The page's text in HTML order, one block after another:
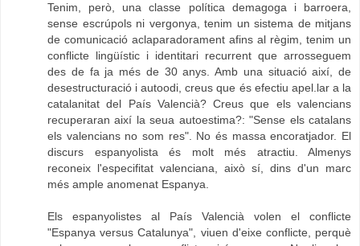
Tenim, però, una classe política demagoga i barroera,
sense escrúpols ni vergonya, tenim un sistema de mitjans
de comunicació aclaparadorament afins al règim, tenim un
conflicte lingüístic i identitari recurrent que arrosseguem
des de fa ja més de 30 anys. Amb una situació així, de
desestructuració i autoodi, creus que és efectiu apel.lar a la
catalanitat del País Valencià? Creus que els valencians
recuperaran així la seua autoestima?: "Sense els catalans
els valencians no som res". No és massa encoratjador. El
discurs espanyolista és molt més atractiu. Almenys
reconeix l'especifitat valenciana, això sí, dins d'un marc
més ample anomenat Espanya.
Els espanyolistes al País Valencià volen el conflicte
"Espanya versus Catalunya", viuen d'eixe conflicte, perquè